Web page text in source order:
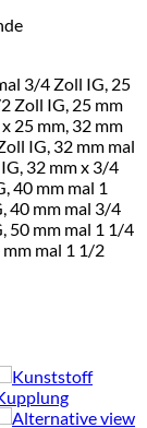
€
€5,50
€ 5,75
€6,90
€6,90
€6,90
€8,25
€5,50
€5,75
€6,90
€6,90
€6,90
€8,25
3/4 Zoll IG, 25
Zoll IG, 25 mm
25 mm, 32 mm
IG, 32 mm mal
32 mm x 3/4
40 mm mal 1
40 mm mal 3/4
50 mm mal 1 1/4
mal 1 1/2